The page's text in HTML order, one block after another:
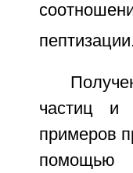
частиц и
примеров
помощью